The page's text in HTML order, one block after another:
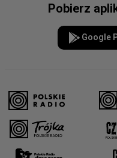
Pobierz
Google